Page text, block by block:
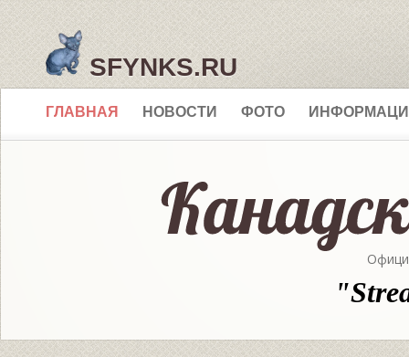
SFYNKS.RU
ГЛАВНАЯ НОВОСТИ ФОТО